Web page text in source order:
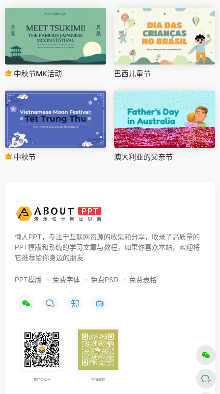
中秋节MK活动 巴西儿童节
中秋节 澳大利亚的父亲节
懒人PPT，专注于互联网资源的收集和分享，收录了高质量的
PPT模版和系统的学习文章与教程，如果你喜欢本站，欢迎将
它推荐给你身边的朋友
PPT模版 免费字体 免费PSD 免费表格
关注公众号 客服微信